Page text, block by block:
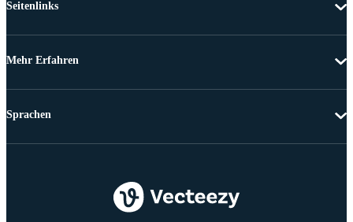
Seitenlinks
Mehr Erfahren
Sprachen